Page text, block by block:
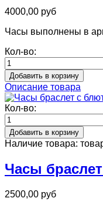
4000,00 руб
Часы выполнены в
Кол-во:
Описание товара
Кол-во:
Наличие товара:
Часы
2500,00 руб